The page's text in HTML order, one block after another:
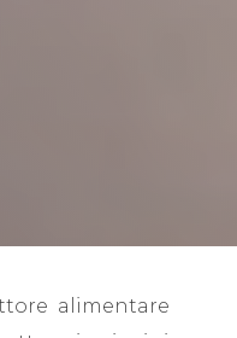
alimentare